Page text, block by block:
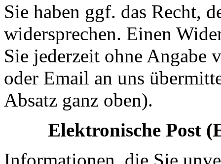
Sie haben ggf. das Recht,
widersprechen. Einen
Sie jederzeit ohne Angabe
oder Email an uns
Absatz ganz oben).
Elektronische Post
Informationen, die Sie